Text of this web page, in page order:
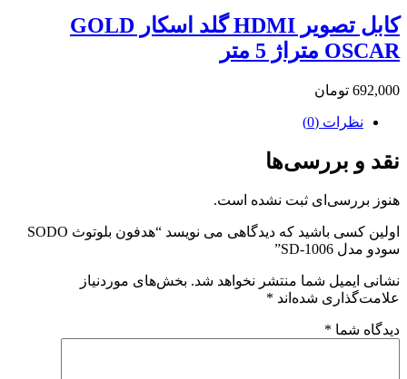
کابل تصویر HDMI گلد اسکار GOLD
OSCAR متراژ 5 متر
692,000 تومان
نظرات (0)
نقد و بررسی‌ها
هنوز بررسی‌ای ثبت نشده است.
اولین کسی باشید که دیدگاهی می نویسد “هدفون بلوتوث SODO
سودو مدل SD-1006”
نشانی ایمیل شما منتشر نخواهد شد. بخش‌های موردنیاز
علامت‌گذاری شده‌اند *
دیدگاه شما *